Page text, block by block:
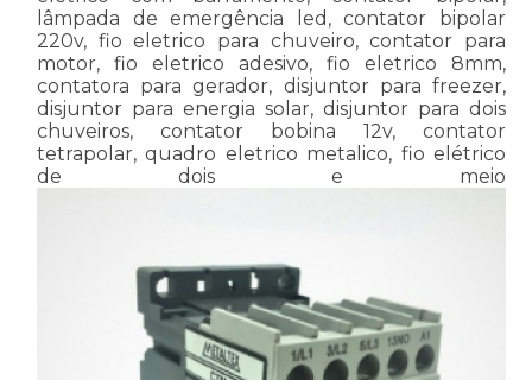
lâmpada de emergência led, contator bipolar
220v, fio eletrico para chuveiro, contator para
motor, fio eletrico adesivo, fio eletrico 8mm,
contatora para gerador, disjuntor para freezer,
disjuntor para energia solar, disjuntor para dois
chuveiros, contator bobina 12v, contator
tetrapolar, quadro eletrico metalico, fio elétrico
de dois e meio